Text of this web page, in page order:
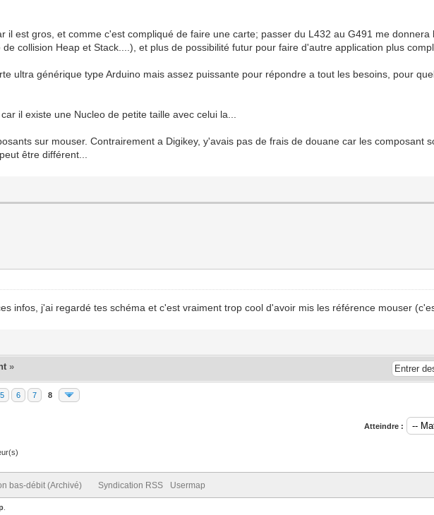
il est gros, et comme c'est compliqué de faire une carte; passer du L432 au G491 me
collision Heap et Stack....), et plus de possibilité futur pour faire d'autre application plus
ultra générique type Arduino mais assez puissante pour répondre a tout les besoins, pour
il existe une Nucleo de petite taille avec celui la...
sur mouser. Contrairement a Digikey, y'avais pas de frais de douane car les composant
être différent...
infos, j'ai regardé tes schéma et c'est vraiment trop cool d'avoir mis les référence mouser
»
5 6 7 8
Atteindre :
bas-débit (Archivé) Syndication RSS Usermap
.